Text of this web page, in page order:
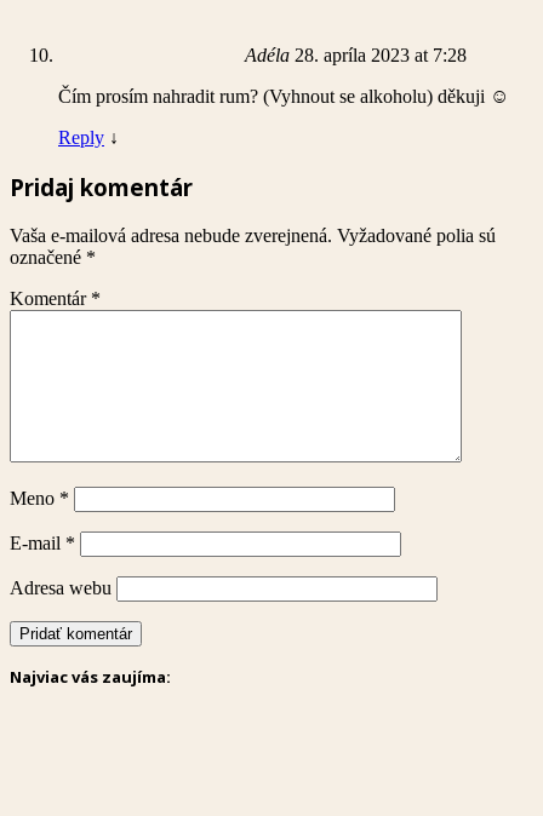
Adéla 28. apríla 2023 at 7:28
Čím prosím nahradit rum? (Vyhnout se alkoholu) děkuji ☺️
Reply ↓
Pridaj komentár
Vaša e-mailová adresa nebude zverejnená. Vyžadované polia sú
označené *
Komentár *
Meno *
E-mail *
Adresa webu
Najviac vás zaujíma: